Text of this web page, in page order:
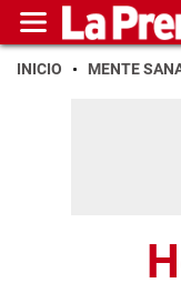
INICIO MENTE